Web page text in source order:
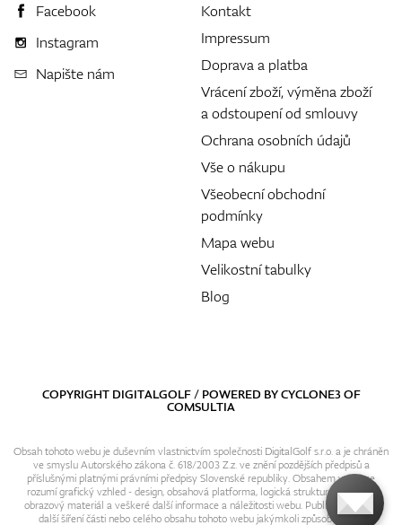
Facebook
Instagram
Napište nám
Kontakt
Impressum
Doprava a platba
Vrácení zboží, výměna zboží
a odstoupení od smlouvy
Ochrana osobních údajů
Vše o nákupu
Všeobecní obchodní
podmínky
Mapa webu
Velikostní tabulky
Blog
COPYRIGHT DIGITALGOLF / POWERED BYCYCLONE3OF
COMSULTIA
Obsah tohoto webu je duševním vlastnictvím společnosti DigitalGolf s.r.o. a je chráněn
ve smyslu Autorského zákona č. 618/2003 Z.z. ve znění pozdějších předpisů a
příslušnými platnými právními předpisy Slovenské republiky. Obsahem webu se
rozumí grafický vzhled - design, obsahová platforma, logická struktura, textový i
obrazový materiál a veškeré další informace a náležitosti webu. Publikování resp.
další šíření části nebo celého obsahu tohoto webu jakýmkoli způsobem bez